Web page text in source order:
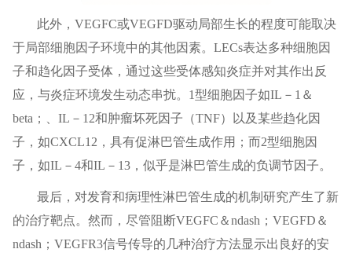
此外，VEGFC或VEGFD驱动局部生长的程度可能取决
于局部细胞因子环境中的其他因素。LECs表达多种细胞因
子和趋化因子受体，通过这些受体感知炎症并对其作出反
应，与炎症环境发生动态串扰。1型细胞因子如IL－1＆
beta；、IL－12和肿瘤坏死因子（TNF）以及某些趋化因
子，如CXCL12，具有促淋巴管生成作用；而2型细胞因
子，如IL－4和IL－13，似乎是淋巴管生成的负调节因子。
最后，对发育和病理性淋巴管生成的机制研究产生了新
的治疗靶点。然而，尽管阻断VEGFC＆ndash；VEGFD＆
ndash；VEGFR3信号传导的几种治疗方法显示出良好的安